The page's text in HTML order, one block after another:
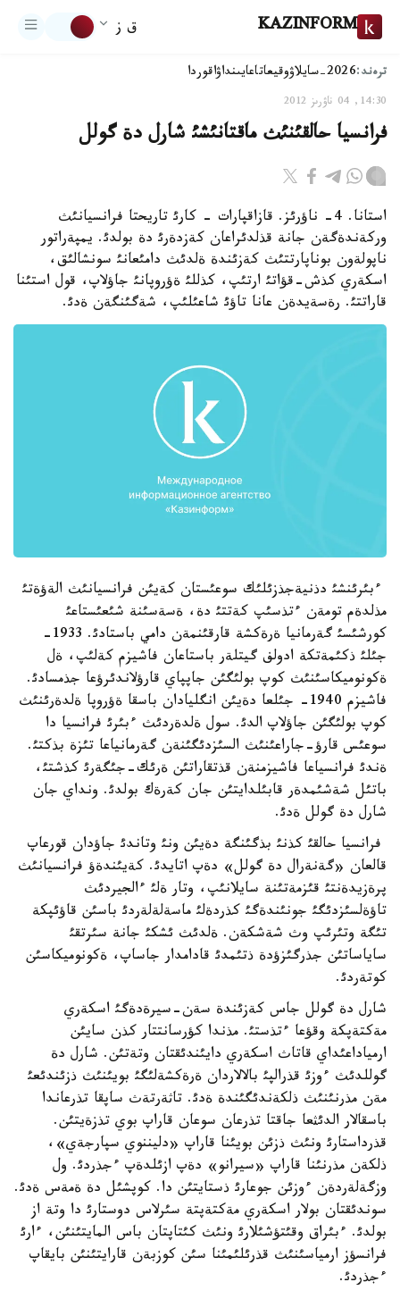
KAZINFORM ق ز
ترەند:2026-سايلاۋ وقيعاتاعايىنداۋاقوردا
14:30, 04 ناۋرىز 2012
فرانسيا حالقئنئث ماقتانئشئ شارل دة گولل
استانا. 4- ناؤرئز. قازاقپارات - كارئ تاريحتا فرانسيانئث
وركةندةگةن جانة قذلدئراعان كةزدةرئ دة بولدئ. يمپةراتور
ناپولةون بوناپارتتئث كةزئندة ةلدئث دامئعانئ سونشالئق،
اسكةري كذش-قؤاتئ ارتئپ، كذللئ ةؤروپانئ جاؤلاپ، قول استئنا
قاراتتئ. رةسةيدةن عانا تاؤئ شاعئلئپ، شةگئنگةن ةدئ.
ءبئرئنشئ دذنيةجذزئلئك سوعئستان كةيئن فرانسيانئث الةؤةتئ
مذلدةم تومةن ءتذسئپ كةتتئ دة، ةسةسئنة شئعئستاعئ
كورشئسئ گةرمانيا ةرةكشة قارقئنمةن دامي باستادئ. 1933-
جئلئ ذكئمةتكة ادولف گيتلةر باستاعان فاشيزم كةلئپ، ةل
ةكونوميكاسئنئث كوپ بولئگئن جاپپاي قارؤلاندئرؤعا جذمسادئ.
فاشيزم 1940- جئلعا دةيئن انگليادان باسقا ةؤروپا ةلدةرئنئث
كوپ بولئگئن جاؤلاپ الدئ. سول ةلدةردئث ءبئرئ فرانسيا دا
سوعئس قارؤ-جاراعئنئث السئزدئگئنةن گةرمانياعا تئزة بذكتئ.
ةندئ فرانسياعا فاشيزمنةن قذتقاراتئن ةرئك-جئگةرئ كذشتئ،
باتئل شةشئمدةر قابئلدايتئن جان كةرةك بولدئ. ونداي جان
شارل دة گولل ةدئ.
فرانسيا حالقئ كذنئ بذگئنگة دةيئن ونئ وتاندئ جاؤدان قورعاپ
قالعان «گةنةرال دة گولل» دةپ اتايدئ. كةيئندةؤ فرانسيانئث
پرةزيدةنتئ قئزمةتئنة سايلانئپ، وتار ةلئ ءالجيردئث
تاؤةلسئزدئگئ جونئندةگئ كذردةلئ ماسةلةلةردئ باسئن قاؤئپكة
تئگة وتئرئپ وث شةشكةن. ةلدئث ئشكئ جانة سئرتقئ
ساياساتئن جذرگئزؤدة ذتئمدئ قادامدار جاساپ، ةكونوميكاسئن
كوتةردئ.
شارل دة گولل جاس كةزئندة سةن-سيرةدةگئ اسكةري
مةكتةپكة وقؤعا ءتذستئ. مذندا كؤرسانتتار كذن سايئن
ارمياداعئداي قاتاث اسكةري دايئندئقتان وتةتئن. شارل دة
گوللدئث ءوزئ قذرالپئ بالالاردان ةرةكشةلئگئ بويئنئث ذزئندئعئ
مةن مذرنئنئث ذلكةندئگئندة ةدئ. تاثةرتةث ساپقا تذرعاندا
باسقالار الدئثعا جاقتا تذرعان سوعان قاراپ بوي تذزةيتئن.
قذرداستارئ ونئث ذزئن بويئنا قاراپ «دليننوي سپارجةي»،
ذلكةن مذرنئنا قاراپ «سيرانو» دةپ ازئلدةپ ءجذردئ. ول
وزگةلةردةن ءوزئن جوعارئ ذستايتئن دا. كوپشئل دة ةمةس ةدئ.
سوندئقتان بولار اسكةري مةكتةپتة سئرلاس دوستارئ دا وتة از
بولدئ. ءبئراق وقئتؤشئلارئ ونئث كئتاپتان باس المايتئنئن، ءارئ
فرانسؤز ارمياسئنئث قذرئلئمئنا سئن كوزبةن قارايتئنئن بايقاپ
ءجذردئ.